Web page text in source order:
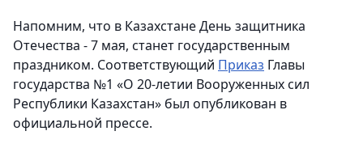
Напомним, что в Казахстане День защитника
Отечества - 7 мая, станет государственным
праздником. Соответствующий Приказ Главы
государства №1 «О 20-летии Вооруженных сил
Республики Казахстан» был опубликован в
официальной прессе.